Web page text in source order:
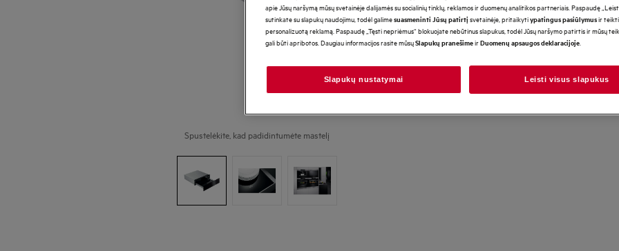
Spustelėkite, kad padidintumėte mastelį
apie Jūsų naršymą mūsų svetainėje dalijamės su socialinių tinklų, reklamos ir duomenų analitikos partneriais. Paspaudę
sutinkate su slapukų naudojimu, todėl galimesuasmeninti Jūsų patirtį svetainėje, pritaikytiypatingus pasiūlymusir
personalizuotą reklamą. Paspaudę „Tęsti nepriėmus“ blokuojate nebūtinus slapukus, todėl Jūsų naršymo patirtis ir mūsų
gali būti apribotos. Daugiau informacijos rasite mūsųSlapukų pranešimeirDuomenų apsaugos deklaracijoje
Slapukų nustatymai Leisti visus slapukus